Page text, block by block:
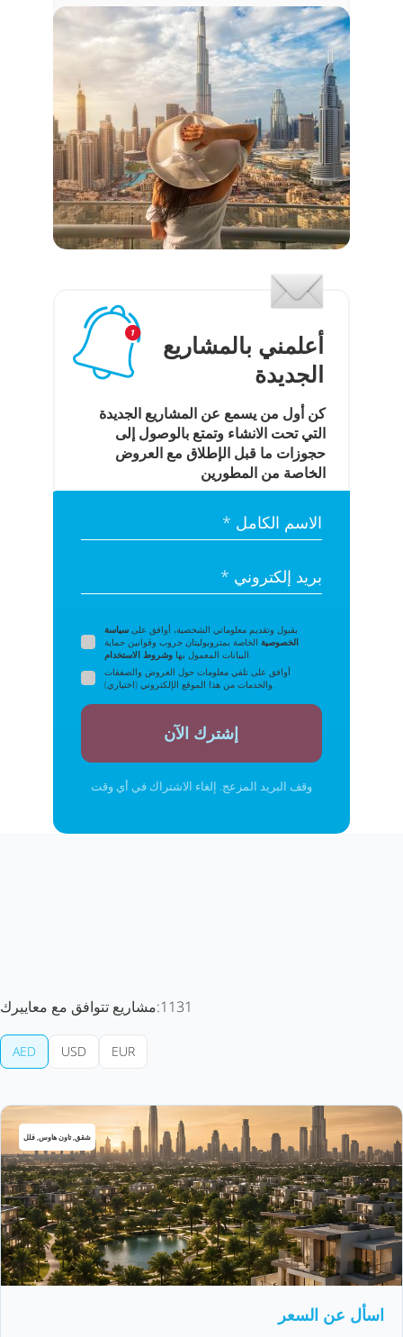
الاسم الكامل *
بريد إلكتروني *
بقبول وتقديم معلوماتي الشخصية، أوافق على سياسة
الخصوصيةالخاصة بمتروبوليتان جروب وقوانين حماية
البيانات المعمول بها وشروط الاستخدام
.
أوافق على تلقي معلومات حول العروض والصفقات
والخدمات من هذا الموقع الإلكتروني (اختياري).
إشترك الآن
وقف البريد المزعج. إلغاء الاشتراك في أي وقت
أعلمني بالمشاريع
الجديدة
كن أول من يسمع عن المشاريع الجديدة
التي تحت الانشاء وتمتع بالوصول إلى
حجوزات ما قبل الإطلاق مع العروض
الخاصة من المطورين
1131مشاريع تتوافق مع معاييرك:
AED USD EUR
شقق, تاون هاوس, فلل
اسأل عن السعر